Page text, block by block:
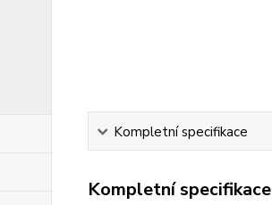
Kompletní specifikace
Kompletní specifikace